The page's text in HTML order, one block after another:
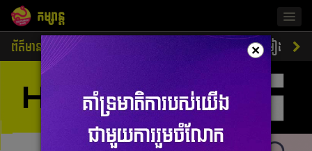
កម្សាន្ត
ព័ត៌មាន ជីវិតតារា ចម្រៀង
×